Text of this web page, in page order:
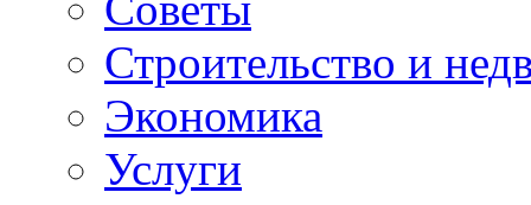
Строительство и
Экономика
Услуги